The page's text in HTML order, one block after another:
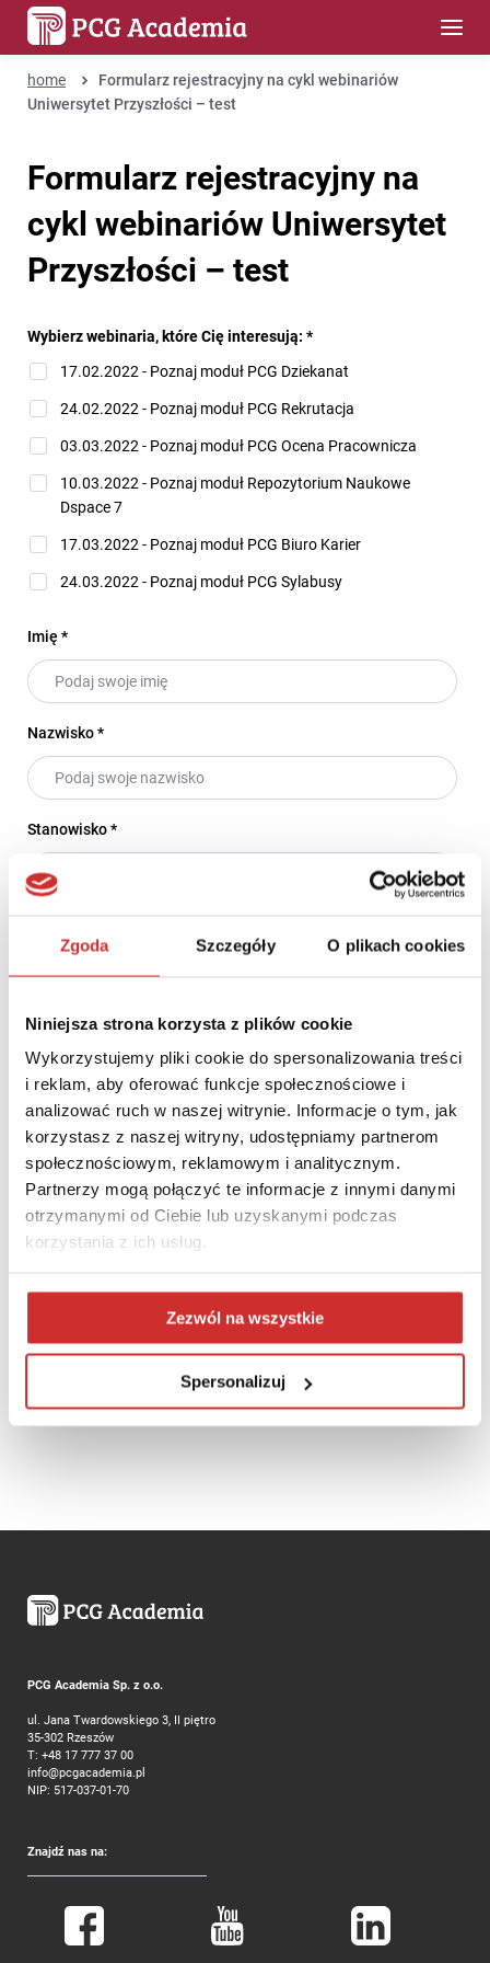
Zgoda Szczegóły O plikach cookies
Niniejsza strona korzysta z plików cookie
Wykorzystujemy pliki cookie do spersonalizowania treści
i reklam, aby oferować funkcje społecznościowe i
analizować ruch w naszej witrynie. Informacje o tym, jak
korzystasz z naszej witryny, udostępniamy partnerom
społecznościowym, reklamowym i analitycznym.
Partnerzy mogą połączyć te informacje z innymi danymi
otrzymanymi od Ciebie lub uzyskanymi podczas
korzystania z ich usług.
Zezwól na wszystkie
Spersonalizuj
home
Formularz rejestracyjny na cykl webinariów
Uniwersytet Przyszłości – test
Formularz rejestracyjny na
cykl webinariów Uniwersytet
Przyszłości – test
Pola oznaczone znakiem*są wymagane
Wybierz webinaria, które Cię interesują: *
17.02.2022 - Poznaj moduł PCG Dziekanat
24.02.2022 - Poznaj moduł PCG Rekrutacja
03.03.2022 - Poznaj moduł PCG Ocena Pracownicza
10.03.2022 - Poznaj moduł Repozytorium Naukowe
Dspace 7
17.03.2022 - Poznaj moduł PCG Biuro Karier
24.03.2022 - Poznaj moduł PCG Sylabusy
Imię *
Nazwisko*
Stanowisko*
E-mail*
Telefon*
Wyrażam zgodę na informowanie mnie drogą elektroniczną o usługach i
wydarzeniach PCG Academia Sp. z o.o. z siedzibą w Jasionce
PCG Academia Sp. z o.o.
ul. Jana Twardowskiego 3, II piętro
35-302 Rzeszów
T: +48 17 777 37 00
info@pcgacademia.pl
NIP: 517-037-01-70
Znajdź nas na: